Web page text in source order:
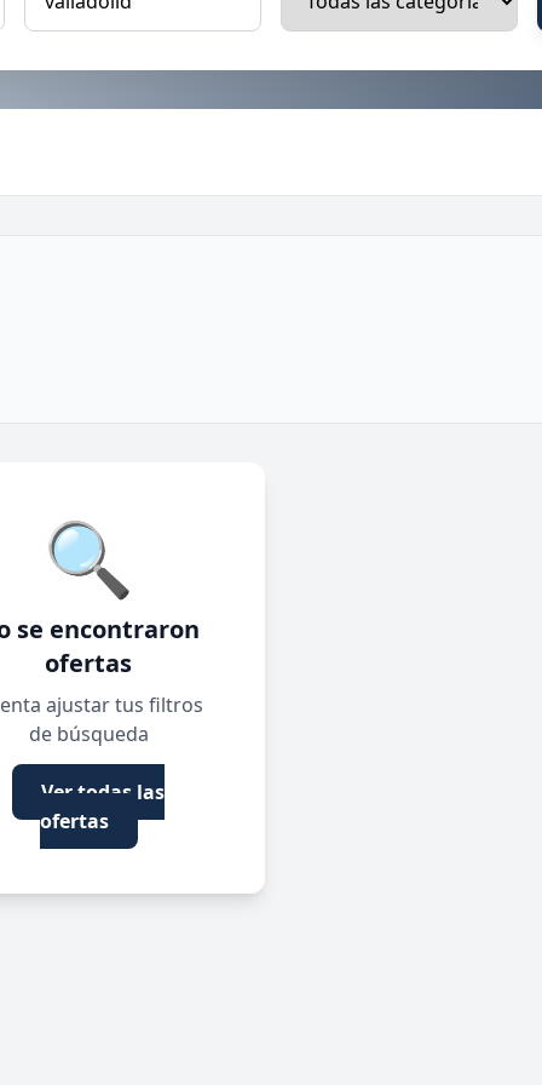
🔍
se encontraron
ofertas
ajustar tus filtros
de búsqueda
Ver todas las
ofertas